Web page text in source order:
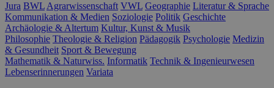
Jura BWL Agrarwissenschaft VWL Geographie Literatur & Sprache
Kommunikation & Medien Soziologie Politik Geschichte
Archäologie & Altertum Kultur, Kunst & Musik
Philosophie Theologie & Religion Pädagogik Psychologie Medizin
& Gesundheit Sport & Bewegung
Mathematik & Naturwiss. Informatik Technik & Ingenieurwesen
Lebenserinnerungen Variata